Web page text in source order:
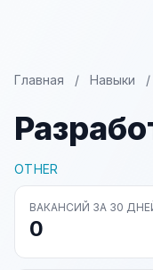
Главная / Навыки /
OTHER
ВАКАНСИЙ ЗА 30
0